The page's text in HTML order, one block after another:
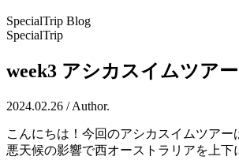
SpecialTrip Blog
SpecialTrip
week3 アシカスイムツアー
2024.02.26 / Author.
こんにちは！今回のアシカスイムツアー
悪天候の影響で西オーストラリアを上下